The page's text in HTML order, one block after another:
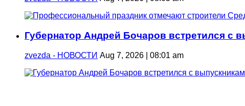
Губернатор Андрей Бочаров встретился с
zvezda - НОВОСТИ Aug 7, 2026 | 08:01 am